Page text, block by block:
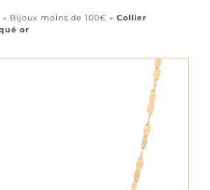
Tous les bijoux
» Bijoux moins de 100€ » Collier
or